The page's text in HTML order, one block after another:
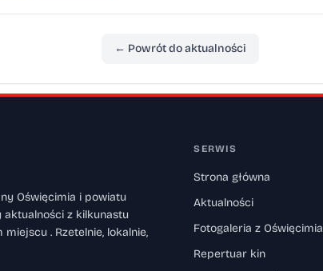
← Powrót do aktualności
Oświęcimia i powiatu
aktualności z kilkunastu
. Rzetelnie, lokalnie,
SERWIS
Strona główna
Aktualności
Fotogaleria z Oświęcimia
Repertuar kin